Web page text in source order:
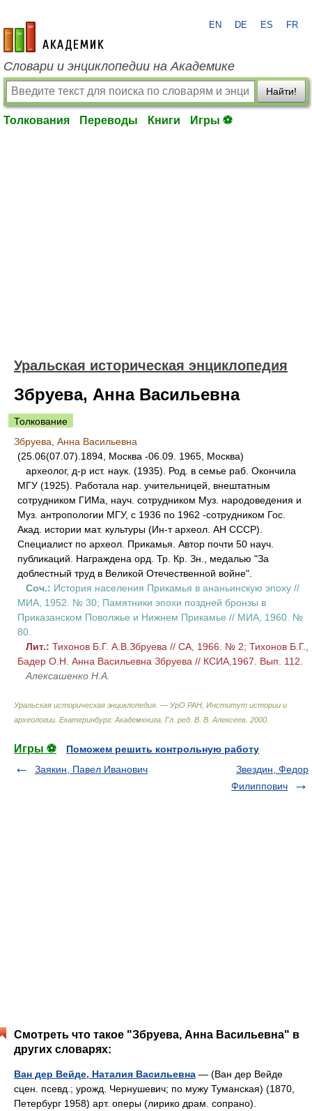
academic.ru
EN DE ES FR
Словари и энциклопедии на Академике
Найти!
Толкования Переводы Книги Игры ⚽
Уральская историческая энциклопедия
Збруева, Анна Васильевна
Толкование
Збруева, Анна Васильевна
(25.06(07.07).1894, Москва -06.09. 1965, Москва)
археолог, д-р ист. наук. (1935). Род. в семье раб. Окончила
МГУ (1925). Работала нар. учительницей, внештатным
сотрудником ГИМа, науч. сотрудником Муз. народоведения и
Муз. антропологии МГУ, с 1936 по 1962 -сотрудником Гос.
Акад. истории мат. культуры (Ин-т археол. АН СССР).
Специалист по археол. Прикамья. Автор почти 50 науч.
публикаций. Награждена орд. Тр. Кр. Зн., медалью "За
доблестный труд в Великой Отечественной войне".
Соч.: История населения Прикамья в ананьинскую эпоху //
МИА, 1952. № 30; Памятники эпохи поздней бронзы в
Приказанском Поволжье и Нижнем Прикамье // МИА, 1960. №
80.
Лит.: Тихонов Б.Г. А.В.Збруева // СА, 1966. № 2; Тихонов Б.Г.,
Бадер О.Н. Анна Васильевна Збруева // КСИА,1967. Вып. 112.
Алексашенко Н.А.
Уральская историческая энциклопедия. — УрО РАН, Институт истории и
археологии. Екатеринбург: Академкнига Гл. ред. В. В. Алексеев 2000
Игры ⚽
Поможем решить контрольную работу
Заякин, Павел Иванович
Звездин, Федор
Филиппович
Смотреть что такое "Збруева, Анна Васильевна" в
других словарях:
Ван дер Вейде, Наталия Васильевна — (Ван дер Вейде
сцен. псевд.; урожд. Чернушевич; по мужу Туманская) (1870,
Петербург 1958) арт. оперы (лирико драм. сопрано).